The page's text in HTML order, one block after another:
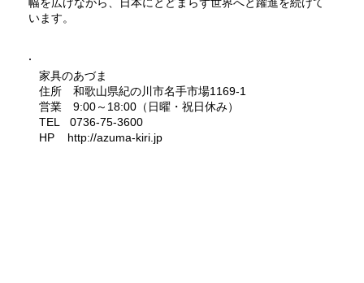
います。
家具のあづま
住所 和歌山県紀の川市名手市場1169-1
営業 9:00～18:00（日曜・祝日休み）
TEL 0736-75-3600
HP http://azuma-kiri.jp